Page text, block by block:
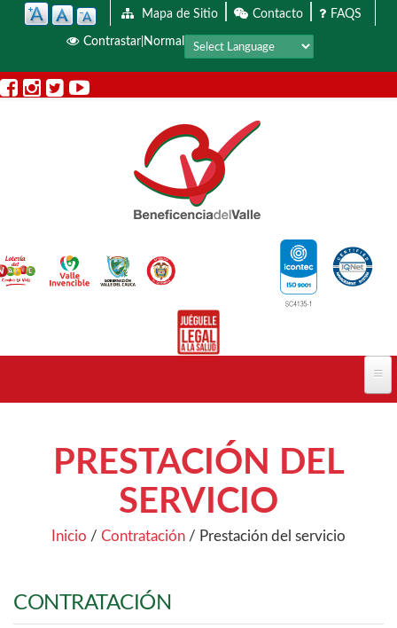
Pasar al contenido principalMapa de Sitio| Contacto| FAQS
Contrastar| Normal
PRESTACIÓN DEL
SERVICIO
Inicio / Contratación / Prestación del servicio
CONTRATACIÓN